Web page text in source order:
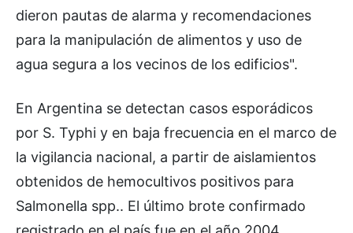
dieron pautas de alarma y recomendaciones
para la manipulación de alimentos y uso de
agua segura a los vecinos de los edificios".
En Argentina se detectan casos esporádicos
por S. Typhi y en baja frecuencia en el marco de
la vigilancia nacional, a partir de aislamientos
obtenidos de hemocultivos positivos para
Salmonella spp.. El último brote confirmado